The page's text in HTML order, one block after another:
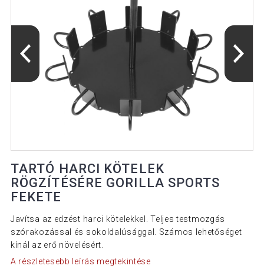
TARTÓ HARCI KÖTELEK
RÖGZÍTÉSÉRE GORILLA SPORTS
FEKETE
Javítsa az edzést harci kötelekkel. Teljes testmozgás
szórakozással és sokoldalúsággal. Számos lehetőséget
kínál az erő növelésért.
A részletesebb leírás megtekintése